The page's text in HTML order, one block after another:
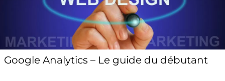
Google Analytics – Le guide du débutant